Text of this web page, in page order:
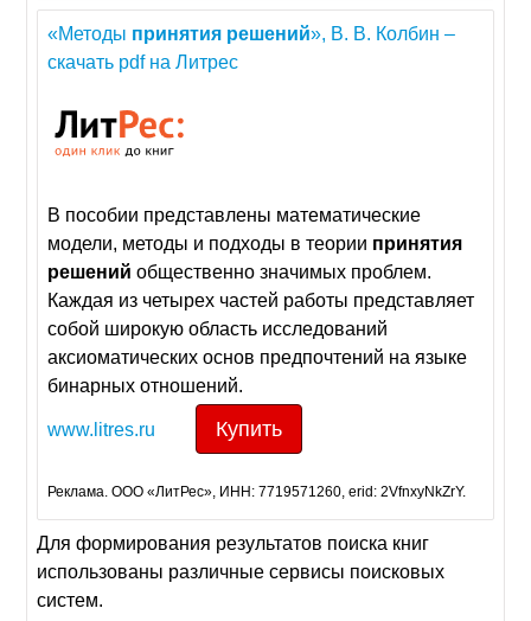
«Методы принятия решений», В. В. Колбин –
скачать pdf на Литрес
В пособии представлены математические
модели, методы и подходы в теории принятия
решений общественно значимых проблем.
Каждая из четырех частей работы представляет
собой широкую область исследований
аксиоматических основ предпочтений на языке
бинарных отношений.
www.litres.ru Купить
Реклама. ООО «ЛитРес», ИНН: 7719571260, erid: 2VfnxyNkZrY.
Для формирования результатов поиска книг
использованы различные сервисы поисковых
систем.